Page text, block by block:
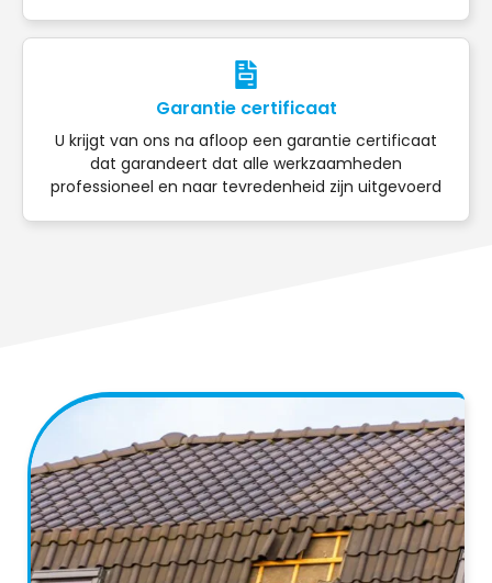
Garantie certificaat
U krijgt van ons na afloop een garantie certificaat
dat garandeert dat alle werkzaamheden
professioneel en naar tevredenheid zijn uitgevoerd